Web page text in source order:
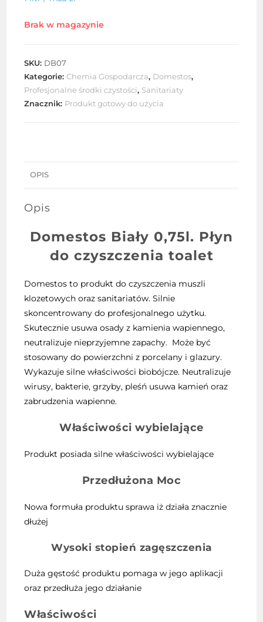
Brak w magazynie
SKU: DB07
Kategorie:Chemia Gospodarcza, Domestos,
Profesjonalne środki czystości, Sanitariaty
Znacznik: Produkt gotowy do użycia
OPIS
Opis
Domestos Biały 0,75l. Płyn
do czyszczenia toalet
Domestos to produkt do czyszczenia muszli
klozetowych oraz sanitariatów. Silnie
skoncentrowany do profesjonalnego użytku.
Skutecznie usuwa osady z kamienia wapiennego,
neutralizuje nieprzyjemne zapachy. Może być
stosowany do powierzchni z porcelany i glazury.
Wykazuje silne właściwości biobójcze. Neutralizuje
wirusy, bakterie, grzyby, pleśń usuwa kamień oraz
zabrudzenia wapienne.
Właściwości wybielające
Produkt posiada silne właściwości wybielające
Przedłużona Moc
Nowa formuła produktu sprawa iż działa znacznie
dłużej
Wysoki stopień zagęszczenia
Duża gęstość produktu pomaga w jego aplikacji
oraz przedłuża jego działanie
Właściwości